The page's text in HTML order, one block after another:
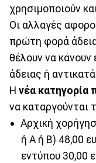
χρησιμοποιούν
Οι αλλαγές
πρώτη φορά
θέλουν να
άδειας ή
Η νέα κατηγορία
να καταργούνται
Αρχική
ή Α ή Β) 48,00
εντύπου 30,00